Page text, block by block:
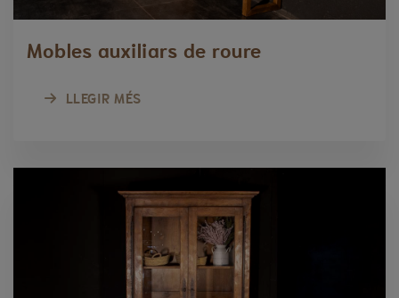
Mobles auxiliars de roure
LLEGIR MÉS